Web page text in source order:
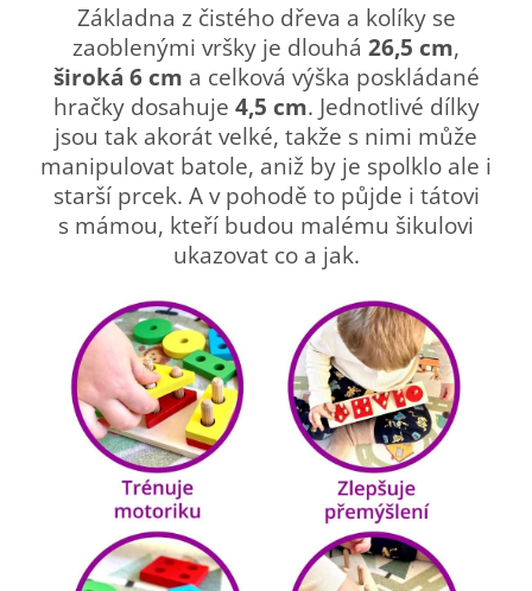
Základna z čistého dřeva a kolíky se
zaoblenými vršky je dlouhá 26,5 cm,
široká 6 cm a celková výška poskládané
hračky dosahuje 4,5 cm. Jednotlivé dílky
jsou tak akorát velké, takže s nimi může
manipulovat batole, aniž by je spolklo ale i
starší prcek. A v pohodě to půjde i tátovi
s mámou, kteří budou malému šikulovi
ukazovat co a jak.